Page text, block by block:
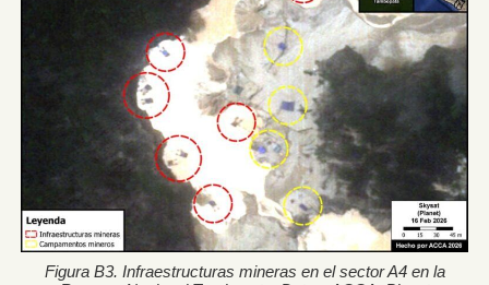
Figura B3. Infraestructuras mineras en el sector A4 en la